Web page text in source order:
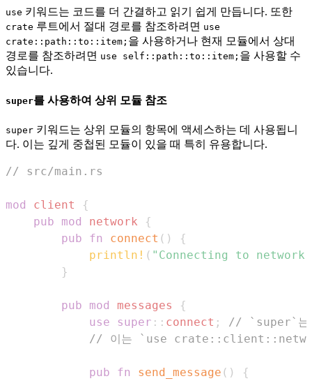
use 키워드는 코드를 더 간결하고 읽기 쉽게 만듭니다. 또한
crate 루트에서 절대 경로를 참조하려면 use
crate::path::to::item; 을 사용하거나 현재 모듈에서 상대
경로를 참조하려면 use self::path::to::item; 을 사용할 수
있습니다.
super를 사용하여 상위 모듈 참조
super 키워드는 상위 모듈의 항목에 액세스하는 데 사용됩니
다. 이는 깊게 중첩된 모듈이 있을 때 특히 유용합니다.
// src/main.rs
mod client
{
pub
mod network
{
pub
fn connect ( )
{
println! ( "Connecting to
}
pub mod messages
{
use
super :: connect ;
// `super`는
// 이는 `use
pub fn send_message ( )
{